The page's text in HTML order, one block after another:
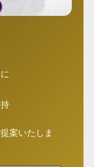
案いたしま